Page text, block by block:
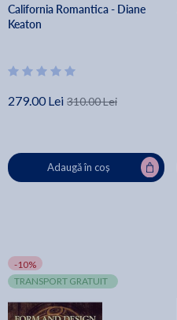
California Romantica - Diane
Keaton
279.00 Lei 310.00 Lei
Adaugă în coș
-10%
TRANSPORT GRATUIT